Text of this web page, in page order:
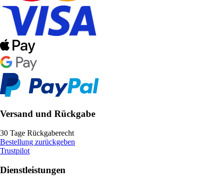
Versand und Rückgabe
30 Tage Rückgaberecht
Bestellung zurückgeben
Trustpilot
Dienstleistungen